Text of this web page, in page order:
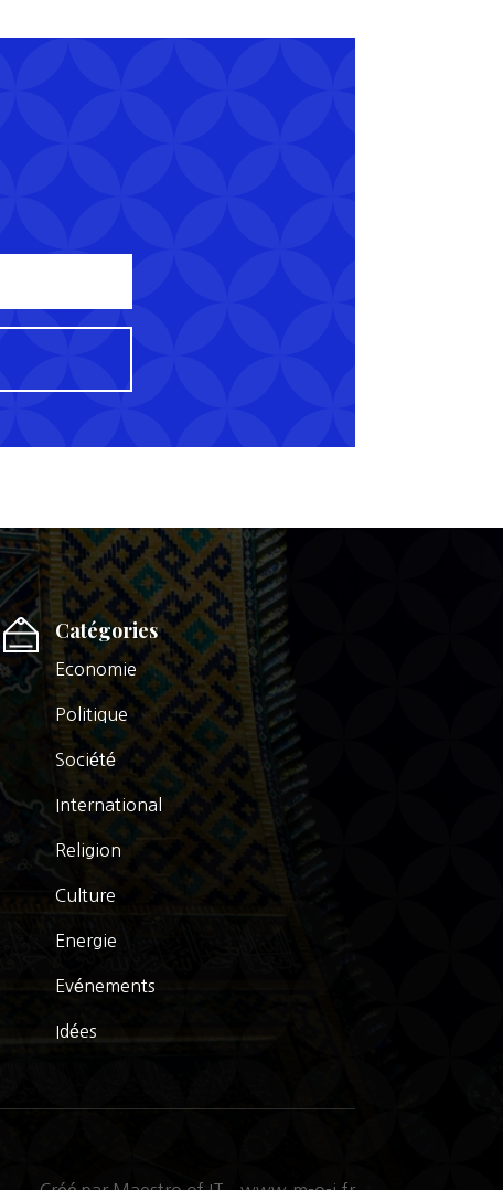
Catégories
Economie
Politique
Société
International
Religion
Culture
Energie
Evénements
Idées